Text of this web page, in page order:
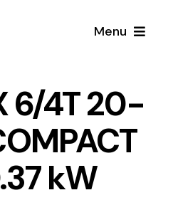
Menu
6/4T 20-
kW